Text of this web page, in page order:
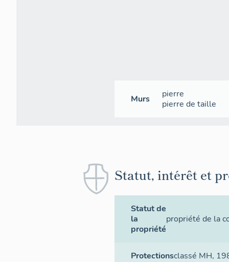
Murs
pierre
pierre de taille
Statut, intérêt et
Statut de
la
propriété
propriété de la
Protectionsclassé MH,